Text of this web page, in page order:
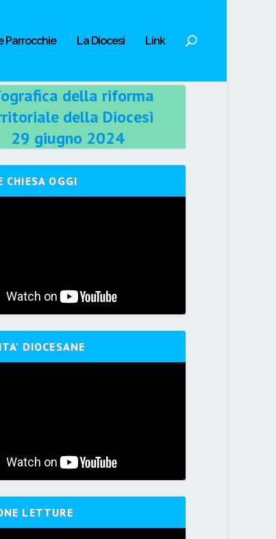
Parrocchie La Diocesi Link
della riforma
della Diocesi
29 giugno 2024
CHIESA OGGI
DIOCESANE
LETTURE